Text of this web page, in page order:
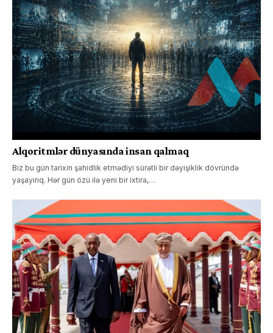
Alqoritmlər dünyasında insan qalmaq
Biz bu gün tarixin şahidlik etmədiyi sürətli bir dəyişiklik dövründə
yaşayırıq. Hər gün özü ilə yeni bir ixtira,…